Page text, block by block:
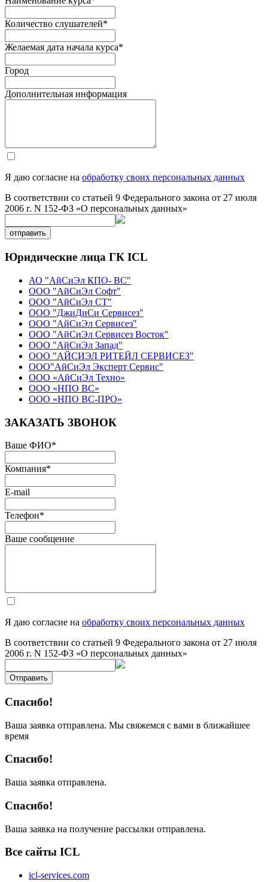
Количество слушателей*
Желаемая дата начала курса*
Город
Дополнительная информация
Я даю согласие на обработку своих персональных данных
В соответствии со статьей 9 Федерального закона от 27 июля
2006 г. N 152-ФЗ «О персональных данных»
отправить
Юридические лица ГК ICL
АО "АйСиЭл КПО- ВС"
ООО "АйСиЭл Софт"
ООО "АйСиЭл СТ"
ООО "ДжиДиСи Сервисез"
ООО "АйСиЭл Сервисез"
ООО "АйСиЭл Сервисез Восток"
ООО "АйСиЭл Запад"
ООО "АЙСИЭЛ РИТЕЙЛ СЕРВИСЕЗ"
ООО"АйСиЭл Эксперт Сервис"
ООО «АйСиЭл Техно»
ООО «НПО ВС»
ООО «НПО ВС-ПРО»
ЗАКАЗАТЬ ЗВОНОК
Ваше ФИО*
Компания*
E-mail
Телефон*
Ваше сообщение
Я даю согласие на обработку своих персональных данных
В соответствии со статьей 9 Федерального закона от 27 июля
2006 г. N 152-ФЗ «О персональных данных»
Отправить
Спасибо!
Ваша заявка отправлена. Мы свяжемся с вами в ближайшее
время
Спасибо!
Ваша заявка отправлена.
Спасибо!
Ваша заявка на получение рассылки отправлена.
Все сайты ICL
icl-services.com